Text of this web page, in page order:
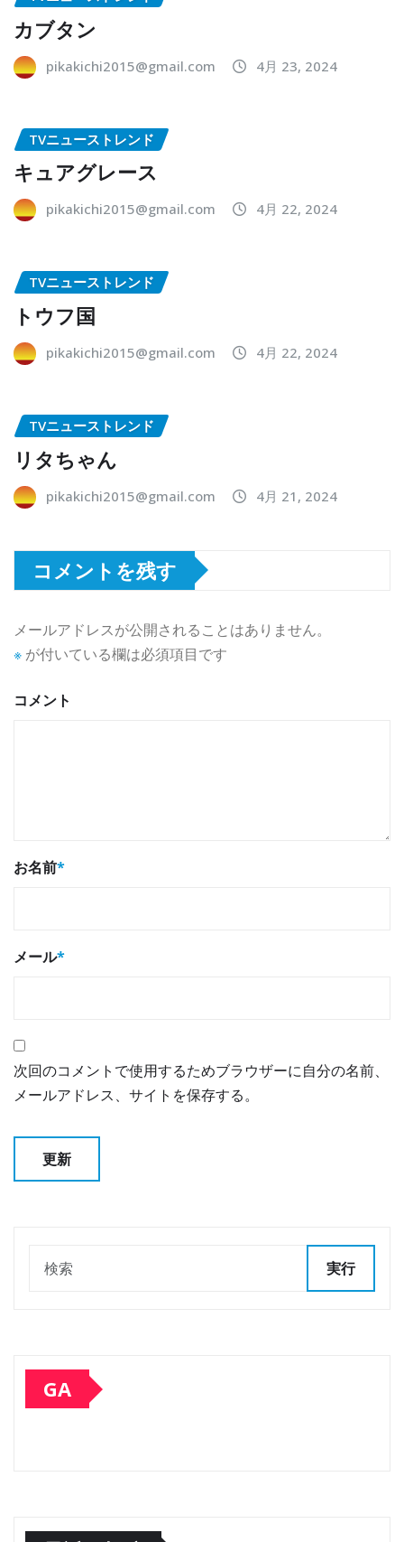
カブタン
pikakichi2015@gmail.com 4月 23, 2024
TVニューストレンド
キュアグレース
pikakichi2015@gmail.com 4月 22, 2024
TVニューストレンド
トウフ国
pikakichi2015@gmail.com 4月 22, 2024
TVニューストレンド
リタちゃん
pikakichi2015@gmail.com 4月 21, 2024
コメントを残す
メールアドレスが公開されることはありません。
※ が付いている欄は必須項目です
コメント
お名前*
メール*
次回のコメントで使用するためブラウザーに自分の名前、
メールアドレス、サイトを保存する。
実行
GA